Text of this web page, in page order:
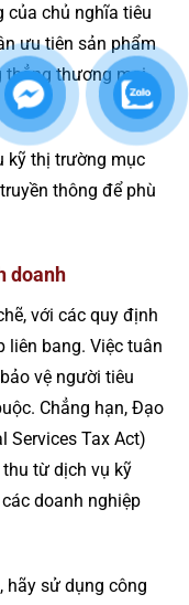
của chủ nghĩa tiêu
ưu tiên sản phẩm
thẳng thương mại
kỹ thị trường mục
thông để phù
doanh
với các quy định
liên bang. Việc tuân
vệ người tiêu
Chẳng hạn, Đạo
Services Tax Act)
từ dịch vụ kỹ
doanh nghiệp
hãy sử dụng công